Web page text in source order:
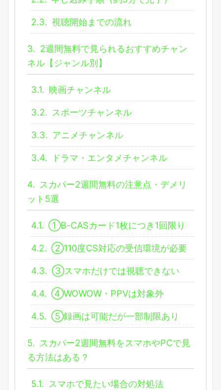
2.3. 視聴開始までの流れ
3. 2週間無料で見られるおすすめチャン
ネル【ジャンル別】
3.1. 映画チャンネル
3.2. スポーツチャンネル
3.3. アニメチャンネル
3.4. ドラマ・エンタメチャンネル
4. スカパー2週間無料の注意点・デメリ
ット5選
4.1. ①B-CASカード1枚につき1回限り
4.2. ②110度CS対応の受信環境が必要
4.3. ③スマホだけでは視聴できない
4.4. ④WOWOW・PPVは対象外
4.5. ⑤録画は可能だが一部制限あり
5. スカパー2週間無料をスマホやPCで見
る方法はある？
5.1. スマホで見たい場合の対処法